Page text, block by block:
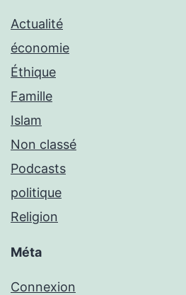
Actualité
économie
Éthique
Famille
Islam
Non classé
Podcasts
politique
Religion
Méta
Connexion